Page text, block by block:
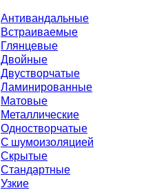
Антивандальные
Встраиваемые
Глянцевые
Двойные
Двустворчатые
Ламинированные
Матовые
Металлические
Одностворчатые
С шумоизоляцией
Скрытые
Стандартные
Узкие